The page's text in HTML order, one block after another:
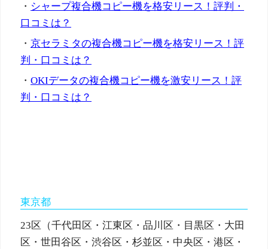
・ シャープ複合機コピー機を格安リース！評判・
口コミは？
・ 京セラミタの複合機コピー機を格安リース！評
判・口コミは？
・ OKIデータの複合機コピー機を激安リース！評
判・口コミは？
東京都
23区（千代田区・江東区・品川区・目黒区・大田
区・世田谷区・渋谷区・杉並区・中央区・港区・